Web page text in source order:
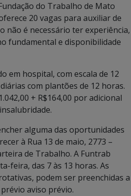
do Trabalho de Mato
20 vagas para auxiliar de
não é necessário ter experiência,
fundamental e disponibilidade
em hospital, com escala de 12
com plantões de 12 horas.
+ R$164,00 por adicional
alguma das oportunidades
à Rua 13 de maio, 2773 –
de Trabalho. A Funtrab
feira, das 7 às 13 horas. As
podem ser preenchidas a
aviso prévio.